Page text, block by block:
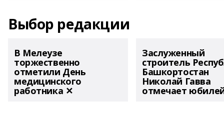
Выбор редакции
В Мелеузе
торжественно
отметили День
медицинского
работника ✕
Заслуженный
строитель
Башкортостан
Николай Гавва
отмечает